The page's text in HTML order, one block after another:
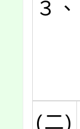
３、
(二)